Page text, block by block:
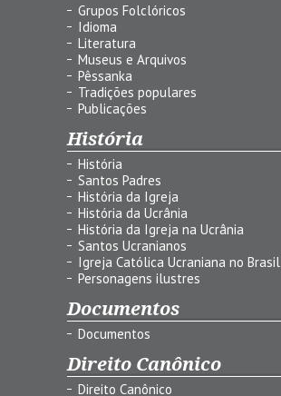
Grupos Folclóricos
Idioma
Literatura
Museus e Arquivos
Pêssanka
Tradições populares
Publicações
História
História
Santos Padres
História da Igreja
História da Ucrânia
História da Igreja na Ucrânia
Santos Ucranianos
Igreja Católica Ucraniana no Brasil
Personagens ilustres
Documentos
Documentos
Direito Canônico
Direito Canônico